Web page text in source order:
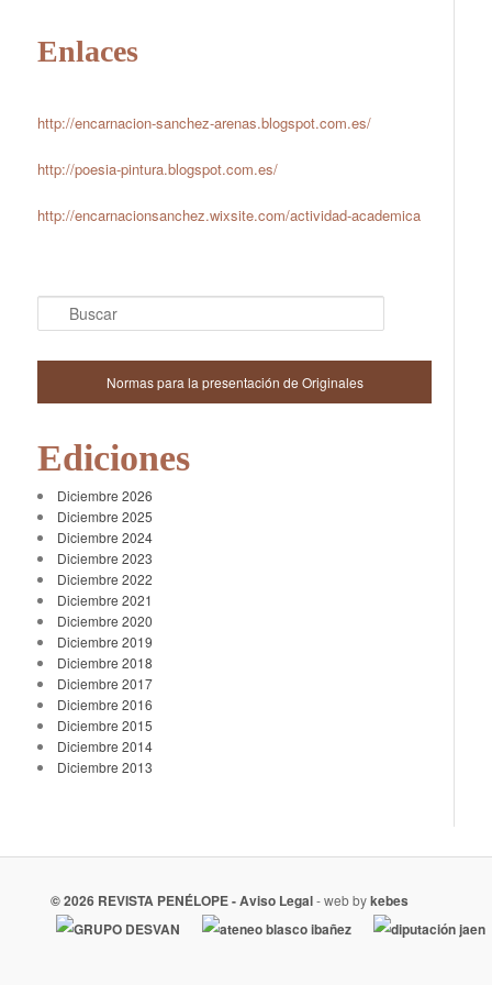
Enlaces
http://encarnacion-sanchez-arenas.blogspot.com.es/
http://poesia-pintura.blogspot.com.es/
http://encarnacionsanchez.wixsite.com/actividad-academica
Buscar
Normas para la presentación de Originales
Ediciones
Diciembre 2026
Diciembre 2025
Diciembre 2024
Diciembre 2023
Diciembre 2022
Diciembre 2021
Diciembre 2020
Diciembre 2019
Diciembre 2018
Diciembre 2017
Diciembre 2016
Diciembre 2015
Diciembre 2014
Diciembre 2013
© 2026 REVISTA PENÉLOPE -Aviso Legal- web bykebes